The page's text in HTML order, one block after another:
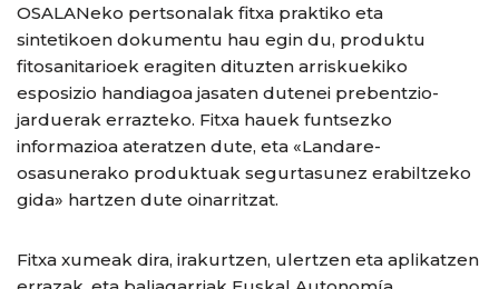
OSALANeko pertsonalak fitxa praktiko eta
sintetikoen dokumentu hau egin du, produktu
fitosanitarioek eragiten dituzten arriskuekiko
esposizio handiagoa jasaten dutenei prebentzio-
jarduerak errazteko. Fitxa hauek funtsezko
informazioa ateratzen dute, eta «Landare-
osasunerako produktuak segurtasunez erabiltzeko
gida» hartzen dute oinarritzat.
Fitxa xumeak dira, irakurtzen, ulertzen eta aplikatzen